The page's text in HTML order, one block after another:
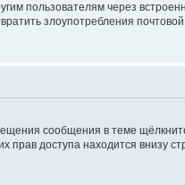
пользователям через
злоупотребления
сообщения в теме
прав доступа находится внизу